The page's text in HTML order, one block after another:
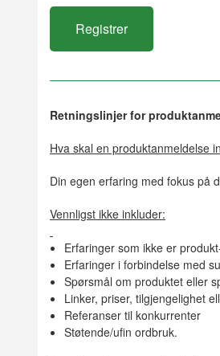
Retningslinjer for
Hva skal en produktanmeldelse
Din egen erfaring med fokus på
Vennligst ikke inkluder:
Erfaringer som ikke er
Erfaringer i forbindelse med
Spørsmål om produktet eller
Linker, priser, tilgjengelighet
Referanser til konkurrenter
Støtende/ufin ordbruk.